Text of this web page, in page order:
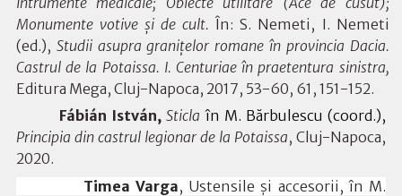
Monumente votive și de cult. În: S. Nemeti, I. Nemeti
(ed.), Studii asupra granițelor romane în provincia Dacia.
Castrul de la Potaissa. I. Centuriae în praetentura sinistra,
Editura Mega, Cluj-Napoca, 2017, 53-60, 61, 151-152.
Fábián István, Sticla în M. Bărbulescu (coord.),
Principia din castrul legionar de la Potaissa, Cluj-Napoca,
2020.
Timea Varga, Ustensile și accesorii, în M.